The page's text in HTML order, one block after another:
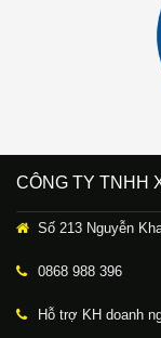
CÔNG TY TNHH
Số 213 Nguyễn
0868 988 396
Hỗ trợ KH doanh